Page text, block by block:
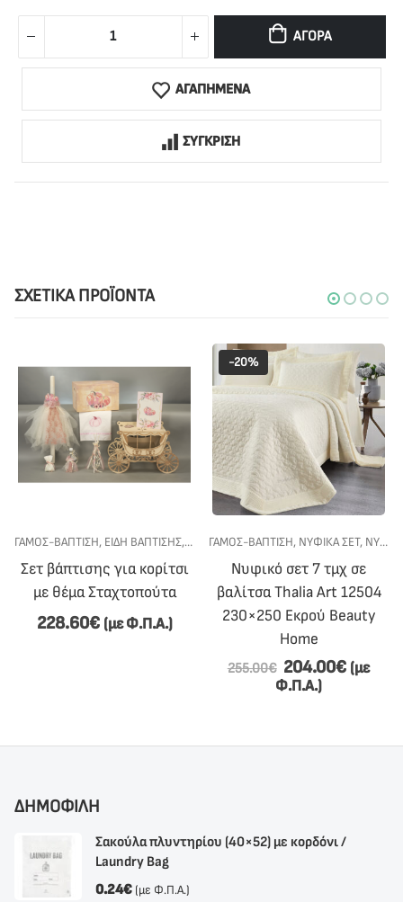
ΑΓΟΡΆ
ΑΓΑΠΗΜΕΝΑ
ΣΥΓΚΡΙΣΗ
ΣΧΕΤΙΚΆ ΠΡΟΪΌΝΤΑ
ΒΆΠΤΙΣΗΣ,ΣΕΤ ΒΆΠΤΙΣΗΣ ΓΙΑ ΚΟΡΊΤΣΙ
ΓΆΜΟΣ-ΒΆΠΤΙΣΗ, ΕΊΔΗ ΒΆΠΤΙΣΗΣ, ΣΕΤ ΒΆΠΤΙΣΗΣ,ΣΕΤ ΒΆΠΤΙΣΗΣ ΓΙΑ ΚΟΡΊΤΣΙ
Σετ βάπτισης για κορίτσι
με θέμα Σταχτοπούτα
228.60€ (με Φ.Π.Α.)
-20%
ΓΆΜΟΣ-ΒΆΠΤΙΣΗ, ΝΥΦΙΚΆ ΣΕΤ, ΝΥΦΙΚΌ ΚΡΕΒΆΤΙ
Νυφικό σετ 7 τμχ σε
βαλίτσα Thalia Art 12504
230×250 Εκρού Beauty
Home
255.00€ 204.00€ (με
Φ.Π.Α.)
ΔΗΜΟΦΙΛΗ
Σακούλα πλυντηρίου (40×52) με κορδόνι /
Laundry Bag
0.24€ (με Φ.Π.Α.)